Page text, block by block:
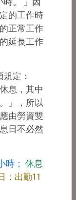
的工作時
正常工作
延長工作
定：
息，其中
」，所以
由勞資雙
日不必然
時； 休息
：出勤11
元
是
小時